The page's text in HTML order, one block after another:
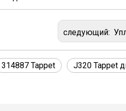
следующий:
314887 Tappet J320 Tappet